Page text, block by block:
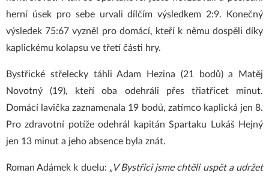
herní úsek pro sebe urvali dílčím výsledkem 2:9. Konečný
výsledek 75:67 vyzněl pro domácí, kteří k němu dospěli díky
kaplickému kolapsu ve třetí části hry.
Bystřické střelecky táhli Adam Hezina (21 bodů) a Matěj
Novotný (19), kteří oba odehráli přes třiatřicet minut.
Domácí lavička zaznamenala 19 bodů, zatímco kaplická jen 8.
Pro zdravotní potíže odehrál kapitán Spartaku Lukáš Hejný
jen 13 minut a jeho absence byla znát.
Roman Adámek k duelu: „V Bystřici jsme chtěli uspět a udržet